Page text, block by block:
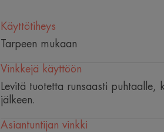
Käyttötiheys
Tarpeen mukaan
Vinkkejä käyttöön
Levitä tuotetta runsaasti
jälkeen.
Asiantuntijan vinkki